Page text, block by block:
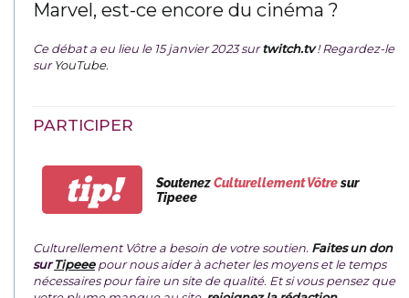
Marvel, est-ce encore du cinéma ?
Ce débat a eu lieu le 15 janvier 2023 surtwitch.tv ! Regardez-le
surYouTube.
PARTICIPER
tip! SoutenezCulturellement Vôtresur
Tipeee
Culturellement Vôtre a besoin de votre soutien. Faites un don
surTipeeepour nous aider à acheter les moyens et le temps
nécessaires pour faire un site de qualité. Et si vous pensez que